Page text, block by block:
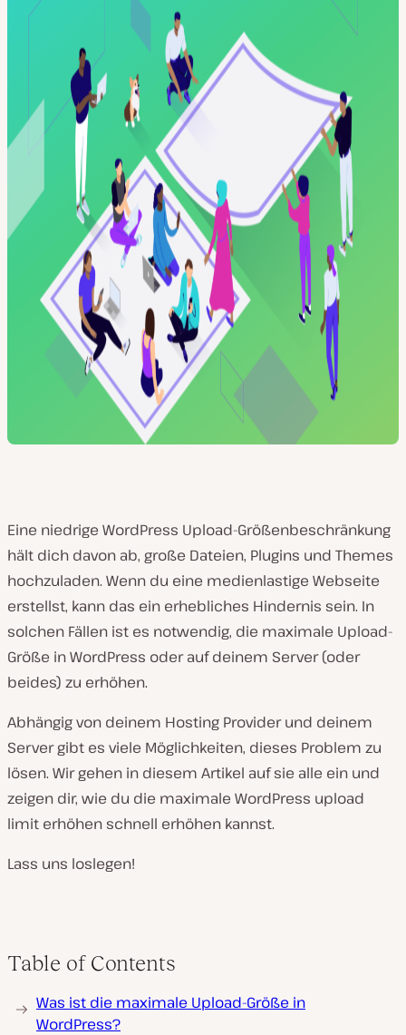
Eine niedrige WordPress Upload-Größenbeschränkung
hält dich davon ab, große Dateien, Plugins und Themes
hochzuladen. Wenn du eine medienlastige Webseite
erstellst, kann das ein erhebliches Hindernis sein. In
solchen Fällen ist es notwendig, die maximale Upload-
Größe in WordPress oder auf deinem Server (oder
beides) zu erhöhen.
Abhängig von deinem Hosting Provider und deinem
Server gibt es viele Möglichkeiten, dieses Problem zu
lösen. Wir gehen in diesem Artikel auf sie alle ein und
zeigen dir, wie du die maximale WordPress upload
limit erhöhen schnell erhöhen kannst.
Lass uns loslegen!
Table of Contents
Was ist die maximale Upload-Größe in
WordPress?